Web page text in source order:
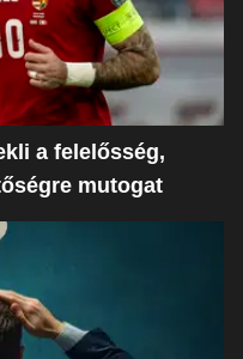
a felelősség,
mutogat